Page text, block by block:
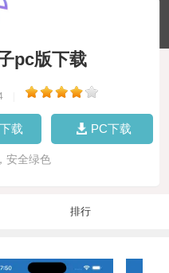
pc版下载
载 PC下载
安全绿色
排行